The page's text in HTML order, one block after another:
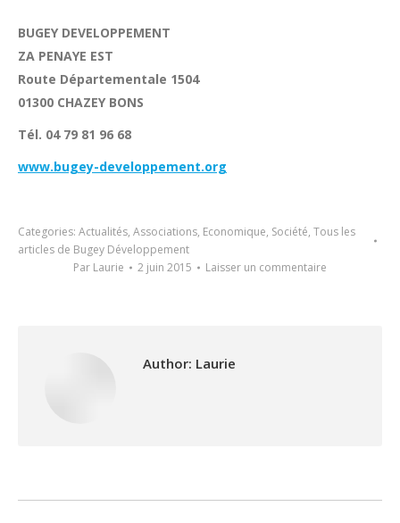
BUGEY DEVELOPPEMENT
ZA PENAYE EST
Route Départementale 1504
01300 CHAZEY BONS
Tél. 04 79 81 96 68
www.bugey-developpement.org
Categories: Actualités, Associations, Economique, Société, Tous les
articles de Bugey Développement
Par Laurie 2 juin 2015 Laisser un commentaire
Author: Laurie